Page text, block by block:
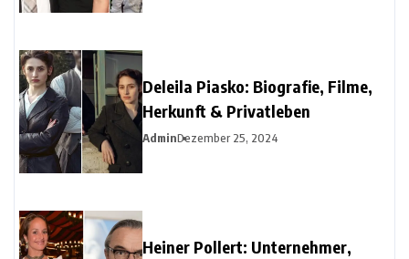
Deleila Piasko: Biografie, Filme,
Herkunft & Privatleben
AdminDezember 25, 2024
Heiner Pollert: Unternehmer,